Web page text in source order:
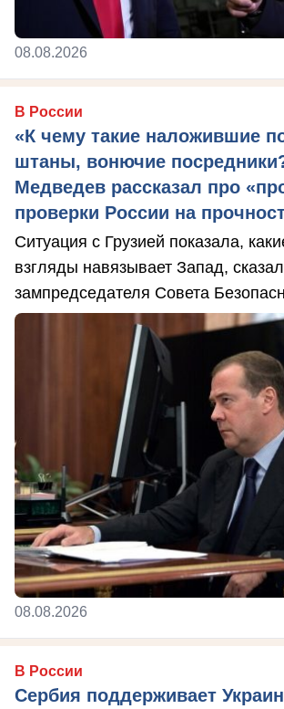
08.08.2026
В России
«К чему такие наложившие
штаны, вонючие
Медведев рассказал про
проверки России на
Ситуация с Грузией показала,
взгляды навязывает Запад, сказал
зампредседателя Совета
08.08.2026
В России
Сербия поддерживает